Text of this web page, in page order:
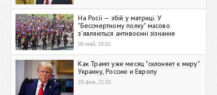
На Росії — збій у матриці. У
"Бессмертному полку" масово
зʼявляються антивоєнні зізнання
08 май, 19:01
Как Трамп уже месяц "склоняет к миру"
Украину, Россию и Европу
20 фев, 21:01